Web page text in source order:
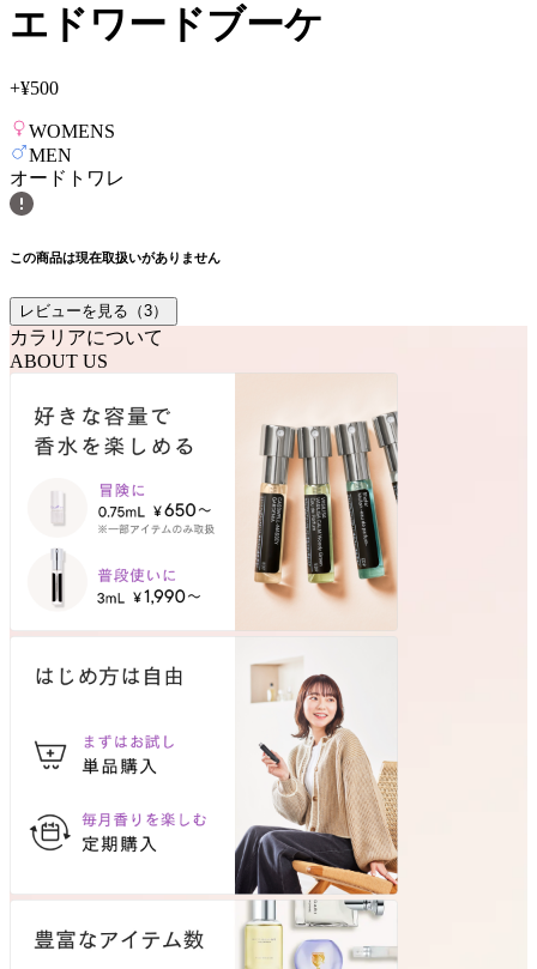
エドワードブーケ
+¥500
WOMENS
MEN
オードトワレ
この商品は現在取扱いがありません
レビューを見る（3）
カラリアについて
ABOUT US